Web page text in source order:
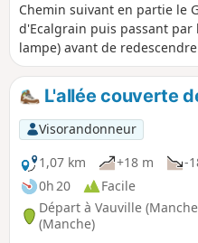
Chemin suivant en partie le
d'Ecalgrain puis passant
lampe) avant de
permet de voir ce reste
Mondiale et d'offrir un beau
de bout du monde.
L'allée couverte
Visorandonneur
1,07 km
+18 m
-
0h 20
Facile
Départ à Vauville
(Manche)